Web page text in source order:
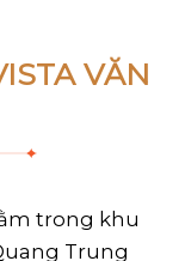
VĂN
trong khu
Trung